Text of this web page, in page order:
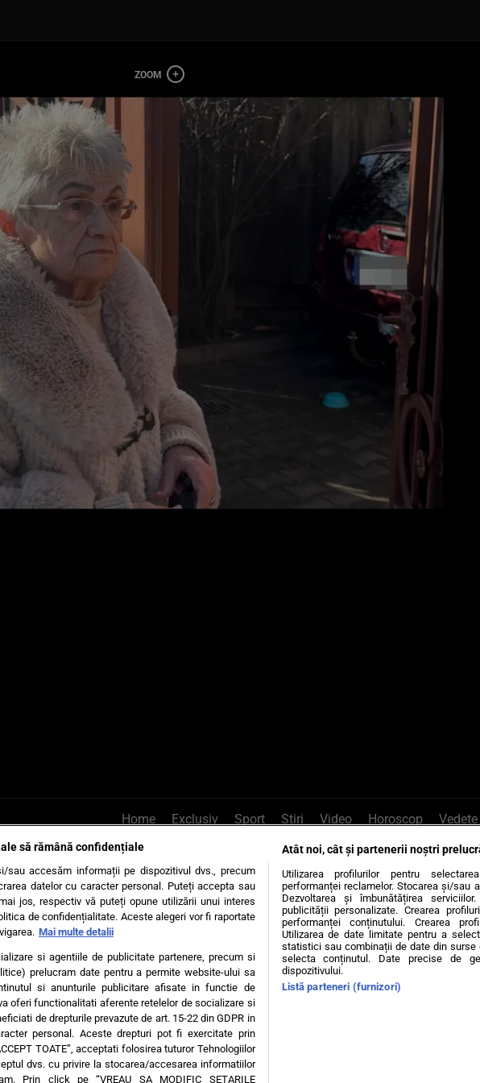
Home Exclusiv Sport Știri Video Horoscop Vedete
Scrie-ne pe Whatsapp, sună la 0741226226
Știri interne Știri externe Politică
Ultimele stiri Diete Insula Iubirii Dictionar de vise LIFE
editorială Termeni si condiții Politica de confidențialitate
să rămână confidențiale
accesăm informații pe dispozitivul dvs., precum
datelor cu caracter personal. Puteți accepta sau
jos, respectiv vă puteți opune utilizării unui interes
de confidențialitate. Aceste alegeri vor fi raportate
Mai multe detalii
si agentiile de publicitate partenere, precum si
prelucram date pentru a permite website-ului sa
si anunturile publicitare afisate in functie de
oferi functionalitati aferente retelelor de socializare si
de drepturile prevazute de art. 15-22 din GDPR in
personal. Aceste drepturi pot fi exercitate prin
TOATE”, acceptati folosirea tuturor Tehnologiilor
dvs. cu privire la stocarea/accesarea informatiilor
Prin click pe “VREAU SA MODIFIC SETARILE
Atât noi, cât și partenerii noștri
Utilizarea profilurilor pentru
performanței reclamelor. Stocarea și/sau
Dezvoltarea și îmbunătățirea
publicității personalizate. Crearea
performanței conținutului. Crearea
Utilizarea de date limitate pentru a
statistici sau combinații de date din
selecta conținutul. Date precise de
dispozitivului.
Listă parteneri (furnizori)